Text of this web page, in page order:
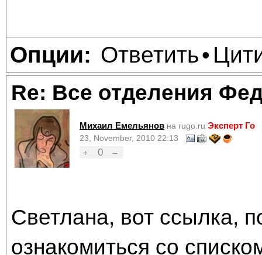
Опции: Ответить•
Re: Все отделения
Михаил Емельянов на rugo.ru Эксперт Го
23, November, 2010 22:13
+
0 –
Светлана, вот ссылка,
ознакомиться со